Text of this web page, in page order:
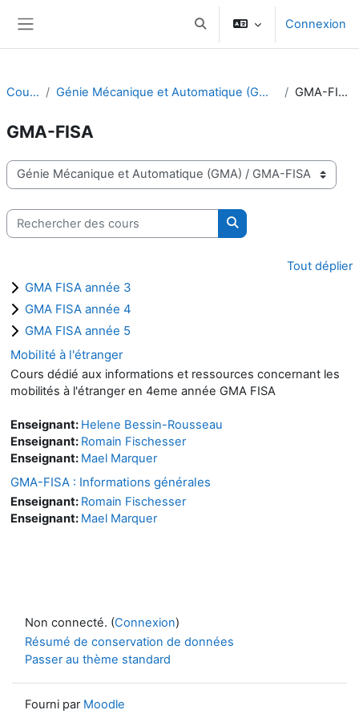
Activer/désactiver la saisie
Connexion
Cours Génie Mécanique et Automatique (GMA) GMA-FISA
GMA-FISA
Catégories de cours
Rechercher des cours
Rechercher des cours
Tout déplier
GMA FISA année 3
GMA FISA année 4
GMA FISA année 5
Mobilité à l'étranger
Cours dédié aux informations et ressources concernant les
mobilités à l'étranger en 4eme année GMA FISA
Enseignant: Helene Bessin-Rousseau
Enseignant: Romain Fischesser
Enseignant: Mael Marquer
GMA-FISA : Informations générales
Enseignant: Romain Fischesser
Enseignant: Mael Marquer
Non connecté. (Connexion)
Résumé de conservation de données
Passer au thème standard
Fourni par Moodle